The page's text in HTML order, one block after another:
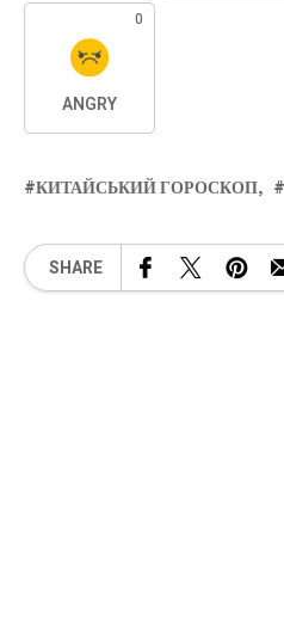
0
ANGRY
КИТАЙСЬКИЙ ГОРОСКОП
SHARE